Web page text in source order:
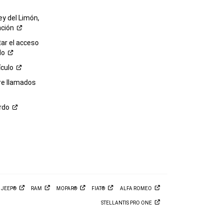
del Limón,
el acceso
llamados
JEEP® RAM MOPAR® FIAT® ALFA ROMEO
STELLANTIS PRO ONE